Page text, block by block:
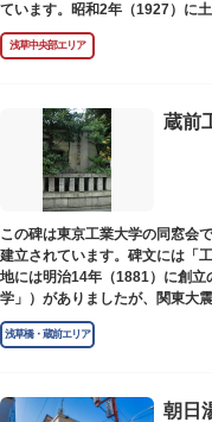
ています。昭和2年（1927）に
碑がどちらのものであるかは不明
浅草中央部エリア
蔵前
この碑は東京工業大学の同窓会
建立されています。碑文には「
地には明治14年（1881）に創
学」）がありましたが、関東大
移転しました。
浅草橋・蔵前エリア
朝日